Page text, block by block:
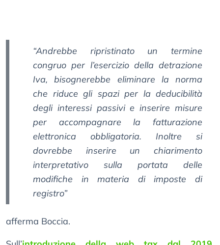
“Andrebbe ripristinato un termine
congruo per l’esercizio della detrazione
Iva, bisognerebbe eliminare la norma
che riduce gli spazi per la deducibilità
degli interessi passivi e inserire misure
per accompagnare la fatturazione
elettronica obbligatoria. Inoltre si
dovrebbe inserire un chiarimento
interpretativo sulla portata delle
modifiche in materia di imposte di
registro”
afferma Boccia.